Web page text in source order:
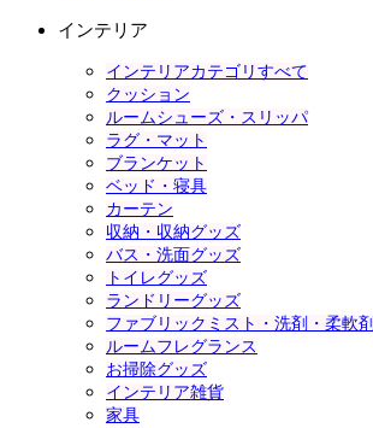
インテリア
インテリアカテゴリすべて
クッション
ルームシューズ・スリッパ
ラグ・マット
ブランケット
ベッド・寝具
カーテン
収納・収納グッズ
バス・洗面グッズ
トイレグッズ
ランドリーグッズ
ファブリックミスト・洗剤・柔軟剤
ルームフレグランス
お掃除グッズ
インテリア雑貨
家具